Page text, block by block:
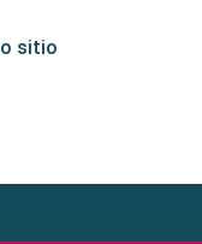
sitio